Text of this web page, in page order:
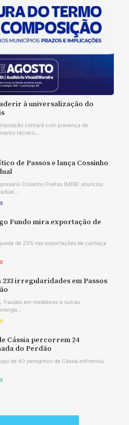
à universalização do
contará com presença de
técnico...
de Passos e lança Cossinho
Cóssinho Freitas (MDB) anunciou
Fundo mira exportação de
de 23% nas exportações de cachaça
irregularidades em Passos
fraudes em medidores e outras
Cássia percorrem 24
do Perdão
de 40 peregrinos de Cássia enfrentou